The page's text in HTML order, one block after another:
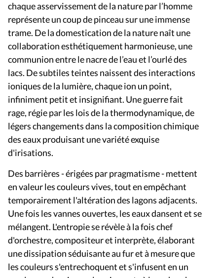
chaque asservissement de la nature par l’homme
représente un coup de pinceau sur une immense
trame. De la domestication de la nature naît une
collaboration esthétiquement harmonieuse, une
communion entre le nacre de l’eau et l’ourlé des
lacs. De subtiles teintes naissent des interactions
ioniques de la lumière, chaque ion un point,
infiniment petit et insignifiant. Une guerre fait
rage, régie par les lois de la thermodynamique, de
légers changements dans la composition chimique
des eaux produisant une variété exquise
d'irisations.
Des barrières - érigées par pragmatisme - mettent
en valeur les couleurs vives, tout en empêchant
temporairement l'altération des lagons adjacents.
Une fois les vannes ouvertes, les eaux dansent et se
mélangent. L'entropie se révèle à la fois chef
d'orchestre, compositeur et interprète, élaborant
une dissipation séduisante au fur et à mesure que
les couleurs s'entrechoquent et s'infusent en un